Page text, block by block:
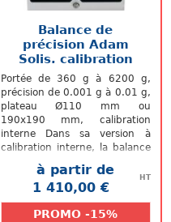
Balance de
précision Adam
Solis, calibration
interne
Portée de 360 g à 6200 g,
précision de 0.001 g à 0.01 g,
plateau Ø110 mm ou
190x190 mm, calibration
interne Dans sa version à
calibration interne, la balance
Solis d’Adam Equipment que
nous vous...à partir de
1 410,00 €
HT
PROMO -15%